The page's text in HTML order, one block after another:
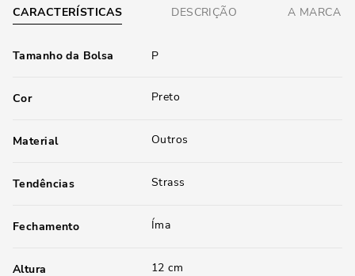
CARACTERÍSTICAS DESCRIÇÃO A MARCA
Tamanho da Bolsa P
Cor Preto
Material Outros
Tendências Strass
Fechamento Íma
Altura 12 cm